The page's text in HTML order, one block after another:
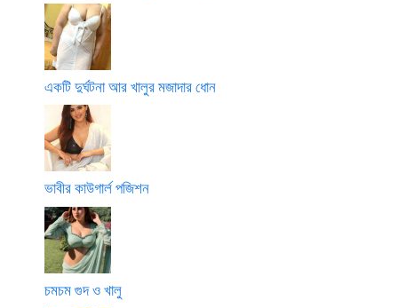
একটি দুর্ঘটনা আর খালুর মজাদার ধোন
ভাবীর কাউগার্ল পজিশন
চমচম গুদ ও খালু